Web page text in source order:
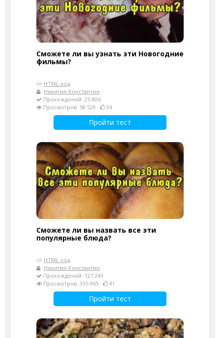
Сможете ли вы узнать эти Новогодние
фильмы?
HTML-код
Никитин Константин
Прохождений: 25 804
Просмотров: 58 529
34
Пройти тест
Сможете ли вы назвать все эти
популярные блюда?
HTML-код
Никитин Константин
Прохождений: 127 241
Просмотров: 335 965
41
Пройти тест